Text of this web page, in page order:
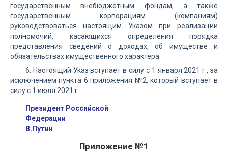
государственным внебюджетным фондам, а также
государственным корпорациям (компаниям)
руководствоваться настоящим Указом при реализации
полномочий, касающихся определения порядка
представления сведений о доходах, об имуществе и
обязательствах имущественного характера.
6. Настоящий Указ вступает в силу с 1 января 2021 г., за
исключением пункта 6 приложения №2, который вступает в
силу с 1 июля 2021 г.
Президент Российской
Федерации
В.Путин
Приложение №1